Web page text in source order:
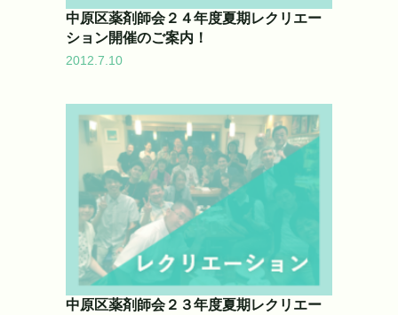
中原区薬剤師会２４年度夏期レクリエー
ション開催のご案内！
2012.7.10
中原区薬剤師会２３年度夏期レクリエー